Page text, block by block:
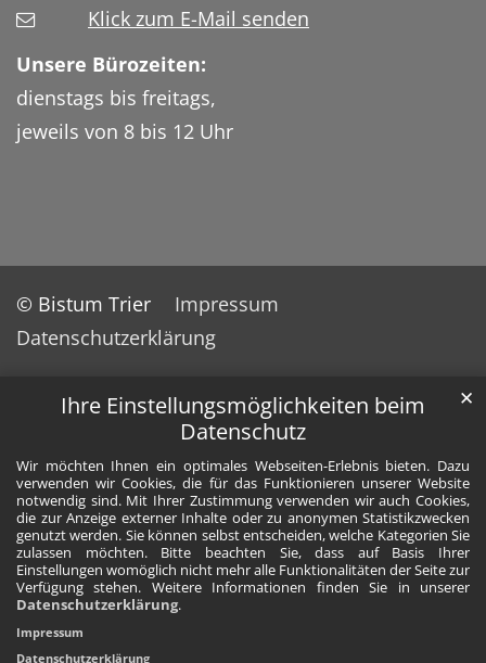
Ihre Einstellungsmöglichkeiten beim
Datenschutz
Wir möchten Ihnen ein optimales Webseiten-Erlebnis bieten. Dazu
verwenden wir Cookies, die für das Funktionieren unserer Website
notwendig sind. Mit Ihrer Zustimmung verwenden wir auch Cookies,
die zur Anzeige externer Inhalte oder zu anonymen Statistikzwecken
genutzt werden. Sie können selbst entscheiden, welche Kategorien Sie
zulassen möchten. Bitte beachten Sie, dass auf Basis Ihrer
Einstellungen womöglich nicht mehr alle Funktionalitäten der Seite zur
Verfügung stehen. Weitere Informationen finden Sie in unserer
Datenschutzerklärung.
✕
Impressum
Datenschutzerklärung
Klick zum E-Mail senden
Unsere Bürozeiten:
dienstags bis freitags,
jeweils von 8 bis 12 Uhr
© Bistum Trier
Impressum
Datenschutzerklärung